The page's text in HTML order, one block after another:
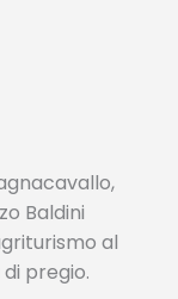
Baldini
al
pregio.